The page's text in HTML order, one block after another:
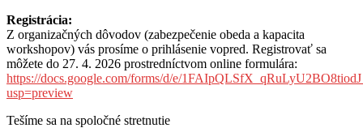
Registrácia:
Z organizačných dôvodov (zabezpečenie obeda a kapacita
workshopov) vás prosíme o prihlásenie vopred. Registrovať sa
môžete do 27. 4. 2026 prostredníctvom online formulára:
https://docs.google.com/forms/d/e/
usp=preview
Tešíme sa na spoločné stretnutie